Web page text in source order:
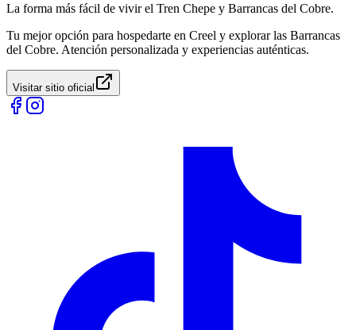
La forma más fácil de vivir el Tren Chepe y Barrancas del Cobre.
Tu mejor opción para hospedarte en Creel y explorar las Barrancas
del Cobre. Atención personalizada y experiencias auténticas.
Visitar sitio oficial